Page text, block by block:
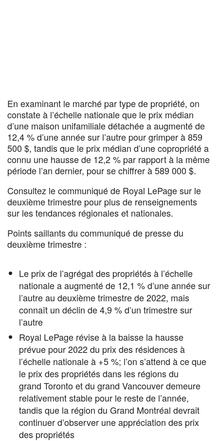
En examinant le marché par type de propriété, on
constate à l’échelle nationale que le prix médian
d’une maison unifamiliale détachée a augmenté de
12,4 % d’une année sur l’autre pour grimper à 859
500 $, tandis que le prix médian d’une copropriété a
connu une hausse de 12,2 % par rapport à la même
période l’an dernier, pour se chiffrer à 589 000 $.
Consultez le communiqué de Royal LePage sur le
deuxième trimestre pour plus de renseignements
sur les tendances régionales et nationales.
Points saillants du communiqué de presse du
deuxième trimestre :
Le prix de l’agrégat des propriétés à l’échelle
nationale a augmenté de 12,1 % d’une année sur
l’autre au deuxième trimestre de 2022, mais
connaît un déclin de 4,9 % d’un trimestre sur
l’autre
Royal LePage révise à la baisse la hausse
prévue pour 2022 du prix des résidences à
l’échelle nationale à +5 %; l’on s’attend à ce que
le prix des propriétés dans les régions du
grand Toronto et du grand Vancouver demeure
relativement stable pour le reste de l’année,
tandis que la région du Grand Montréal devrait
continuer d’observer une appréciation des prix
des propriétés